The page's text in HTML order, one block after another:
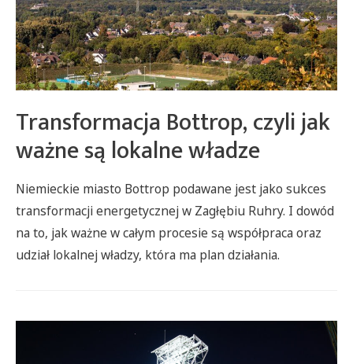
Transformacja Bottrop, czyli jak
ważne są lokalne władze
Niemieckie miasto Bottrop podawane jest jako sukces
transformacji energetycznej w Zagłębiu Ruhry. I dowód
na to, jak ważne w całym procesie są współpraca oraz
udział lokalnej władzy, która ma plan działania.